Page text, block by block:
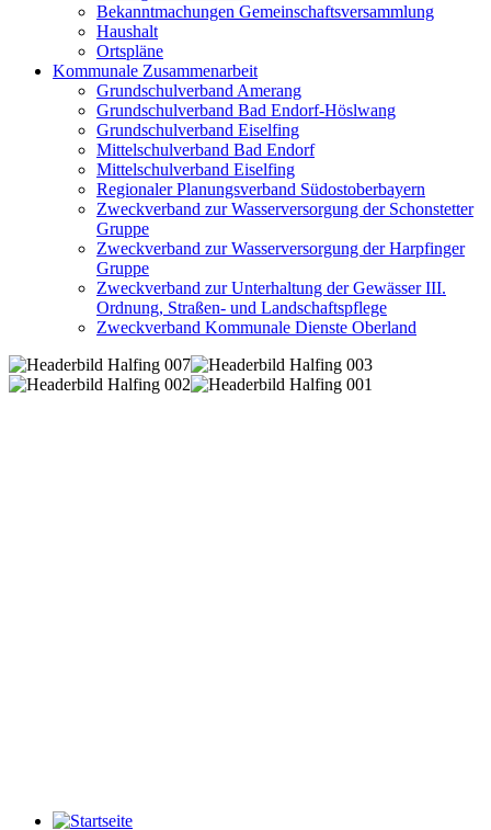
Bekanntmachungen Gemeinschaftsversammlung
Haushalt
Ortspläne
Kommunale Zusammenarbeit
Grundschulverband Amerang
Grundschulverband Bad Endorf-Höslwang
Grundschulverband Eiselfing
Mittelschulverband Bad Endorf
Mittelschulverband Eiselfing
Regionaler Planungsverband Südostoberbayern
Zweckverband zur Wasserversorgung der Schonstetter
Gruppe
Zweckverband zur Wasserversorgung der Harpfinger
Gruppe
Zweckverband zur Unterhaltung der Gewässer III.
Ordnung, Straßen- und Landschaftspflege
Zweckverband Kommunale Dienste Oberland